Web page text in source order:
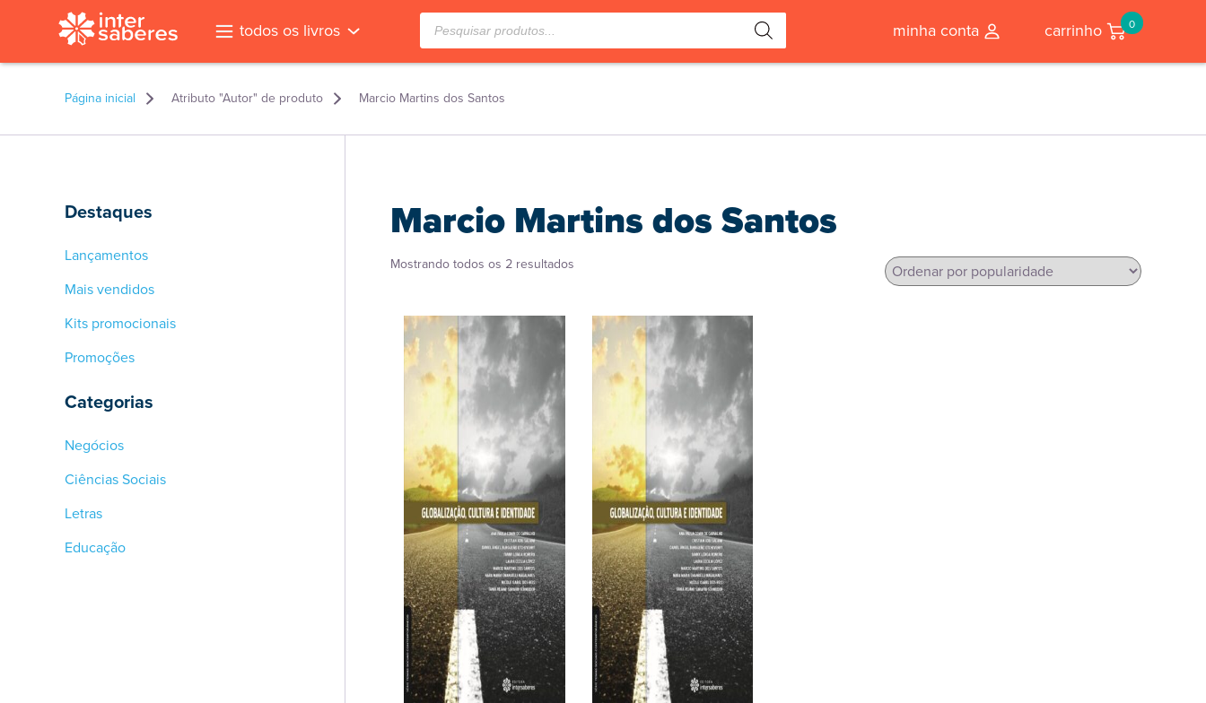
todos os livros Pesquisar
produtos minha conta carrinho 0
Página inicial Atributo "Autor" de produto Marcio Martins dos Santos
Destaques
Lançamentos
Mais vendidos
Kits promocionais
Promoções
Categorias
Negócios
Ciências Sociais
Letras
Educação
Marcio Martins dos Santos
Mostrando todos os 2 resultados